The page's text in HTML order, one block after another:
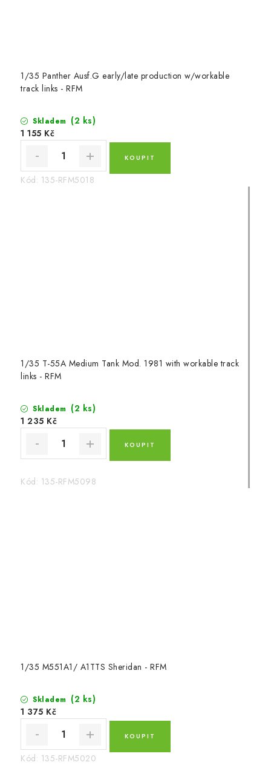
1/35 Panther Ausf.G early/late production w/workable
track links - RFM
Skladem (2 ks)
1 155 Kč
Kód: 135-RFM5018
1/35 T-55A Medium Tank Mod. 1981 with workable track
links - RFM
Skladem (2 ks)
1 235 Kč
Kód: 135-RFM5098
1/35 M551A1/ A1TTS Sheridan - RFM
Skladem (2 ks)
1 375 Kč
Kód: 135-RFM5020